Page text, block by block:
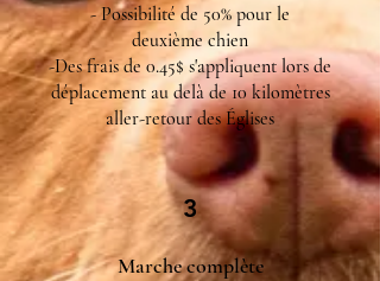
- Possibilité de 50% pour le
deuxièmechien
-Des frais de 0.45$ s'appliquent lors de
déplacement au delà de 10 kilomètres
aller-retour des Églises
3
Marche complète